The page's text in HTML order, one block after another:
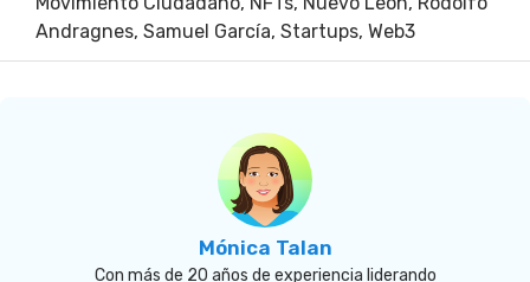
Andragnes, Samuel García, Startups, Web3
Mónica Talan
Con más de 20 años de experiencia liderando